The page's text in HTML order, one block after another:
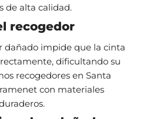
de alta calidad.
recogedor
dañado impide que la cinta
dificultando su
recogedores en Santa
con materiales